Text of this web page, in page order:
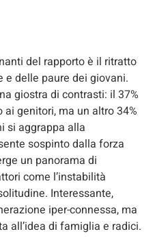
del rapporto è il ritratto
delle paure dei giovani.
giostra di contrasti: il 37%
genitori, ma un altro 34%
si aggrappa alla
sospinto dalla forza
un panorama di
come l’instabilità
Interessante,
iper-connessa, ma
all’idea di famiglia e radici.